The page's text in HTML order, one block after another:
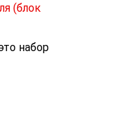
(блок
набор